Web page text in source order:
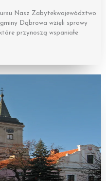
Nasz Zabytekwojewództwo
Dąbrowa wzięli sprawy
przynoszą wspaniałe